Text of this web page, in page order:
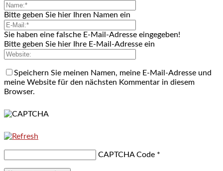
Bitte geben Sie hier Ihren Namen ein
Sie haben eine falsche E-Mail-Adresse eingegeben!
Bitte geben Sie hier Ihre E-Mail-Adresse ein
Speichern Sie meinen Namen, meine E-Mail-Adresse und
meine Website für den nächsten Kommentar in diesem
Browser.
CAPTCHA Code *